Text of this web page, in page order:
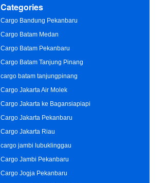
Categories
Cargo Bandung Pekanbaru
Cargo Batam Medan
Cargo Batam Pekanbaru
Cargo Batam Tanjung Pinang
cargo batam tanjungpinang
Cargo Jakarta Air Molek
Cargo Jakarta ke Bagansiapiapi
Cargo Jakarta Pekanbaru
Cargo Jakarta Riau
cargo jambi lubuklinggau
Cargo Jambi Pekanbaru
Cargo Jogja Pekanbaru